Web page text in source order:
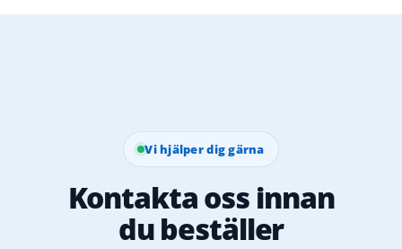
Vi hjälper dig gärna
Kontakta oss innan
du beställer